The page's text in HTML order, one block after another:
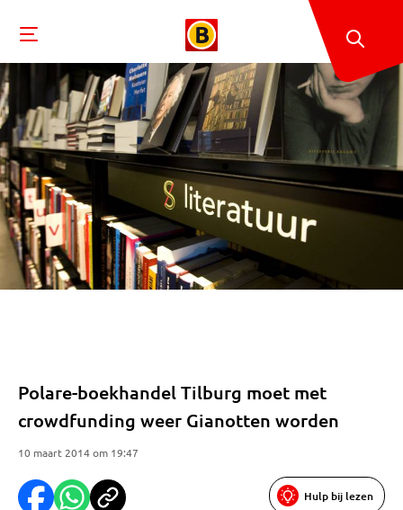
Polare-boekhandel Tilburg moet met
crowdfunding weer Gianotten worden
10 maart 2014 om 19:47
Hulp bij lezen